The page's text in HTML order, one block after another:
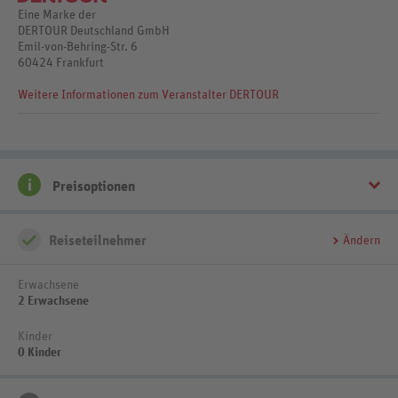
Eine Marke der
DERTOUR Deutschland GmbH
Emil-von-Behring-Str. 6
60424 Frankfurt
Weitere Informationen zum Veranstalter DERTOUR
Preisoptionen
Reiseteilnehmer Ändern
Erwachsene
2 Erwachsene
Kinder
0 Kinder